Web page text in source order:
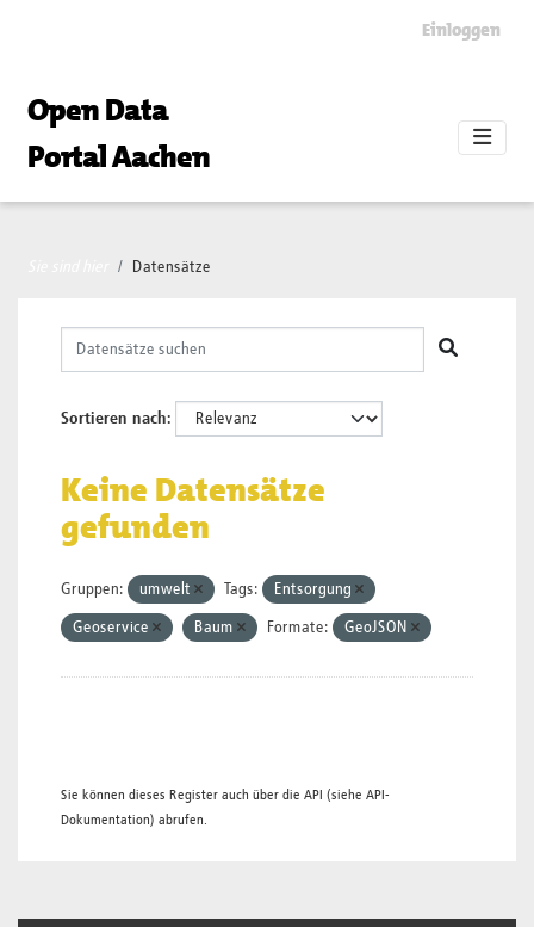
Einloggen
Open Data
Portal Aachen
Datensätze
Sortieren nach
Keine Datensätze
gefunden
Gruppen: umwelt Tags: Entsorgung
Geoservice Baum Formate: GeoJSON
Sie können dieses Register auch über die API (siehe API-
Dokumentation) abrufen.